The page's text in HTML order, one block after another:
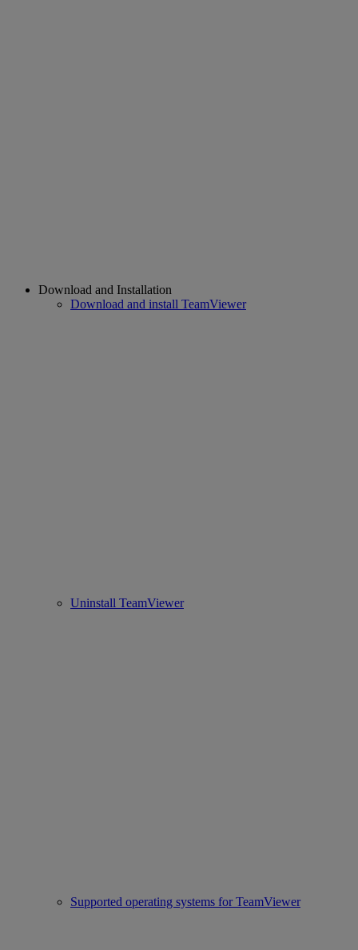
Download and Installation
Download and install TeamViewer
Uninstall TeamViewer
Supported operating systems for TeamViewer